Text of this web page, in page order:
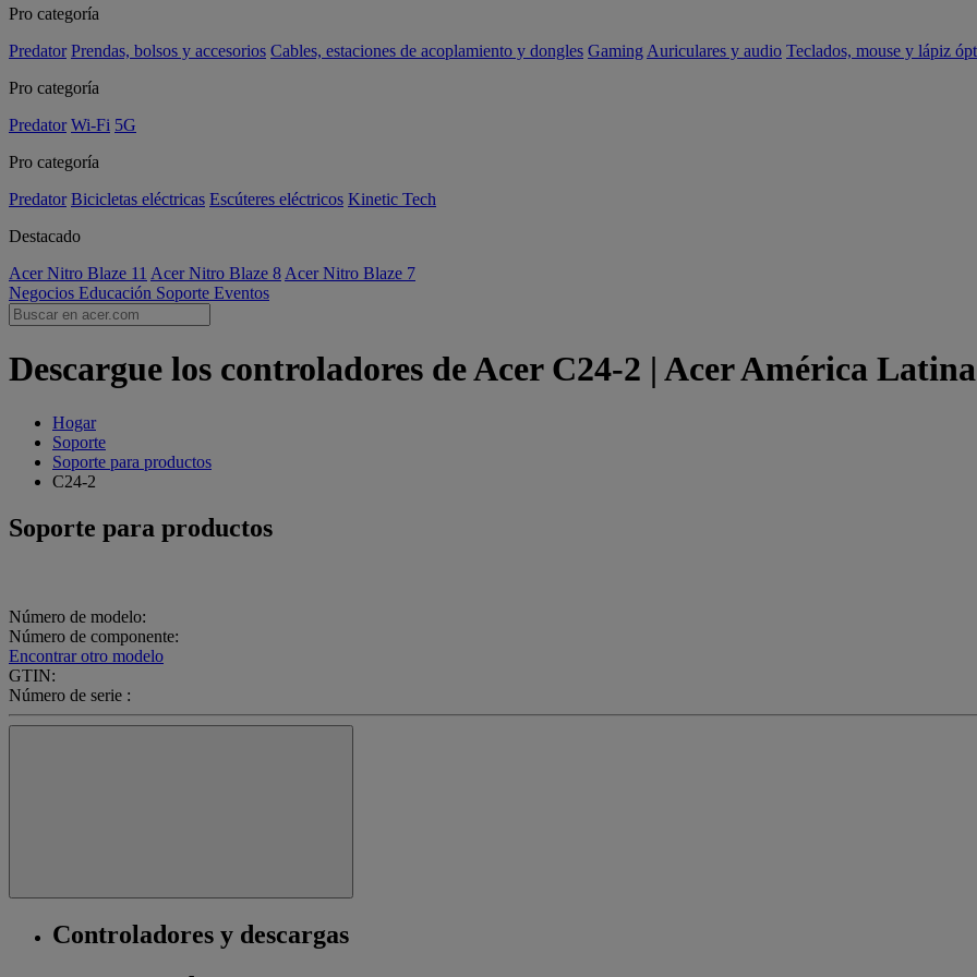
Pro categoría
Predator Prendas, bolsos y accesorios Cables, estaciones de acoplamiento y dongles Gaming Auriculares y audio Teclados, mouse y lápiz
Pro categoría
Predator Wi-Fi 5G
Pro categoría
Predator Bicicletas eléctricas Escúteres eléctricos Kinetic Tech
Destacado
Acer Nitro Blaze 11 Acer Nitro Blaze 8 Acer Nitro Blaze 7
Negocios Educación Soporte Eventos
Descargue los controladores de Acer C24-2 | Acer América Latina
Hogar
Soporte
Soporte para productos
C24-2
Soporte para productos
Número de modelo:
Número de componente:
Encontrar otro modelo
GTIN:
Número de serie :
Controladores y descargas